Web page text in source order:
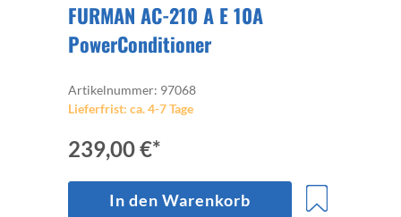
FURMAN AC-210 A E 10A
PowerConditioner
Artikelnummer: 97068
Lieferfrist: ca. 4-7 Tage
239,00 €*
In den Warenkorb